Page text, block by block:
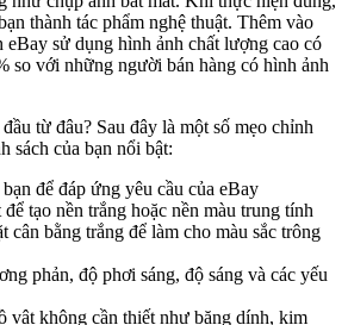
thành tác phẩm nghệ thuật. Thêm vào
eBay sử dụng hình ảnh chất lượng cao có
so với những người bán hàng có hình ảnh
từ đâu? Sau đây là một số mẹo chỉnh
sách của bạn nổi bật:
để đáp ứng yêu cầu của eBay
tạo nền trắng hoặc nền màu trung tính
cân bằng trắng để làm cho màu sắc trông
phản, độ phơi sáng, độ sáng và các yếu
vật không cần thiết như băng dính, kim